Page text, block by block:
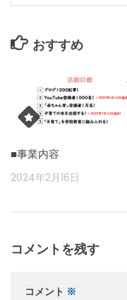
おすすめ
■事業内容
2024年2月16日
コメントを残す
コメント ※